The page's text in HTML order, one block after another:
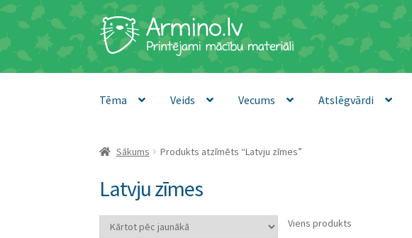
Skip
to
navigation
Skip
to
content
Tēma Veids Vecums Atslēgvārdi
Sākums Produkts atzīmēts “Latvju zīmes”
Latvju zīmes
Viens produkts